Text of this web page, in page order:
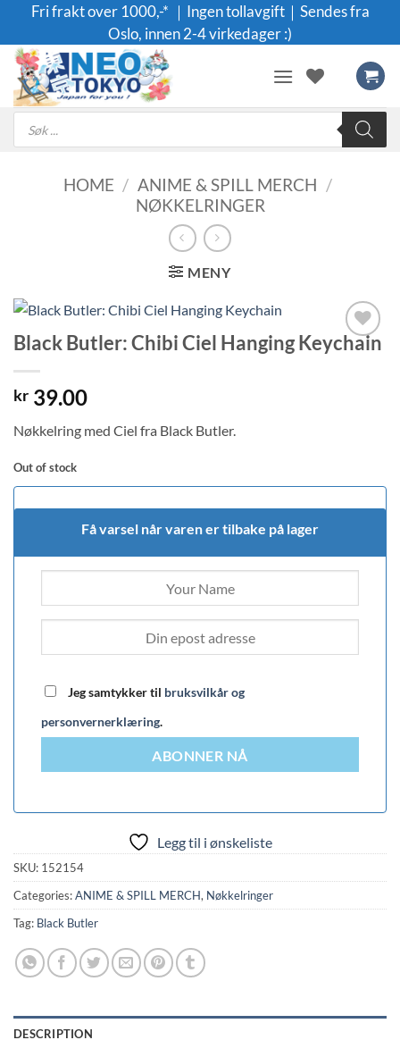
content
Fri frakt over 1000,-* ｜Ingen tollavgift｜Sendes fra
Oslo, innen 2-4 virkedager :)
Products
search
HOME / ANIME & SPILL MERCH /
NØKKELRINGER
MENY
Legg til i
Black Butler: Chibi Ciel Hanging Keychain
kr 39.00
Nøkkelring med Ciel fra Black Butler.
Out of stock
Få varsel når varen er tilbake på lager
Jeg samtykker til bruksvilkår og
personvernerklæring.
ABONNER NÅ
Legg til i ønskeliste
SKU: 152154
Categories:ANIME & SPILL MERCH, Nøkkelringer
Tag: Black Butler
DESCRIPTION